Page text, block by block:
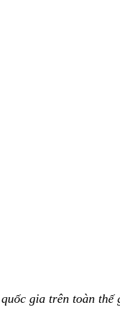
gia trên toàn thế